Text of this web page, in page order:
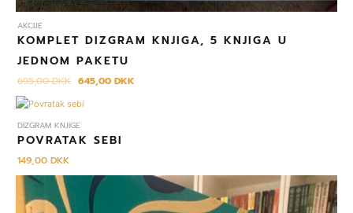
AKCIJE
KOMPLET DIZGRAM KNJIGA, 5 KNJIGA U
JEDNOM PAKETU
695,00DKK 645,00DKK
DIZGRAM KNJIGE
POVRATAK SEBI
149,00DKK